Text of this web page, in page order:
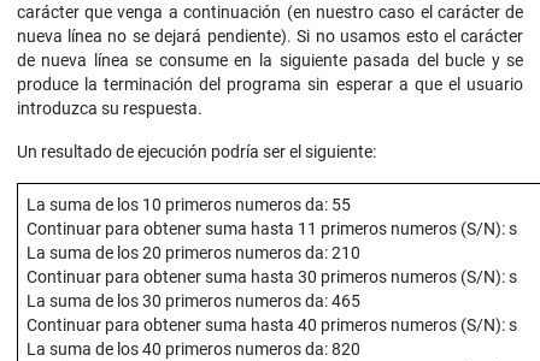
carácter que venga a continuación (en nuestro caso el carácter de
nueva línea no se dejará pendiente). Si no usamos esto el carácter
de nueva línea se consume en la siguiente pasada del bucle y se
produce la terminación del programa sin esperar a que el usuario
introduzca su respuesta.
Un resultado de ejecución podría ser el siguiente:
La suma de los 10 primeros numeros da: 55
Continuar para obtener suma hasta 11 primeros numeros (S/N): s
La suma de los 20 primeros numeros da: 210
Continuar para obtener suma hasta 30 primeros numeros (S/N): s
La suma de los 30 primeros numeros da: 465
Continuar para obtener suma hasta 40 primeros numeros (S/N): s
La suma de los 40 primeros numeros da: 820